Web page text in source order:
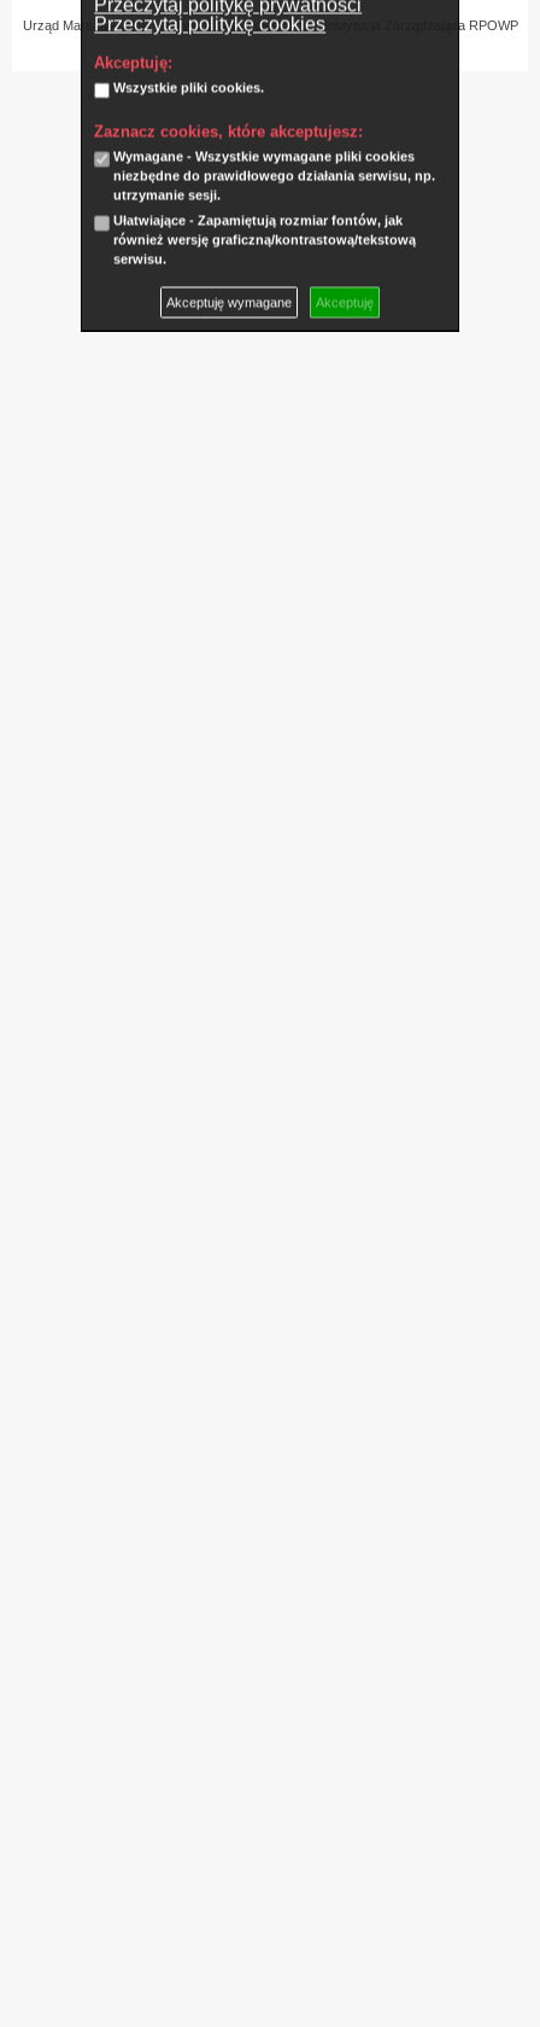
Przeczytaj politykę prywatności
Przeczytaj politykę cookies
Akceptuję:
Wszystkie pliki cookies.
Zaznacz cookies, które akceptujesz:
Wymagane - Wszystkie wymagane pliki cookies
niezbędne do prawidłowego działania serwisu, np.
utrzymanie sesji.
Ułatwiające - Zapamiętują rozmiar fontów, jak
również wersję graficzną/kontrastową/tekstową
serwisu.
Akceptuję wymagane Akceptuję
Urząd Marszałkowski Województwa Podlaskiego – Instytucja Zarządzająca RPOWP